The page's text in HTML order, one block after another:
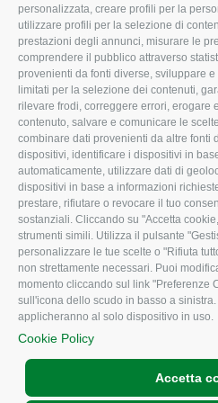
personalizzata, creare profili per la
utilizzare profili per la selezione di
prestazioni degli annunci, misurare le
comprendere il pubblico attraverso
provenienti da fonti diverse, sviluppare
limitati per la selezione dei contenuti,
rilevare frodi, correggere errori, erogare
contenuto, salvare e comunicare le
combinare dati provenienti da altre fonti
dispositivi, identificare i dispositivi in
automaticamente, utilizzare dati di
dispositivi in base a informazioni
prestare, rifiutare o revocare il tuo
sostanziali. Cliccando su "Accetta
strumenti simili. Utilizza il pulsante
personalizzare le tue scelte o "Rifiuta
non strettamente necessari. Puoi
momento cliccando sul link "Preferenze
sull'icona dello scudo in basso a
applicheranno al solo dispositivo in uso.
Cookie Policy
Accetta
Organigramma aziendale
I Nostri Servizi
Uffici della Sede
provinciale
Le Sedi di Zona
Agricoltori S.r.l.
Whistleblowing
Confagricoltura Rovigo e
Agricoltori srl